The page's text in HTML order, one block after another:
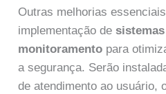
Outras melhorias
implementação de
monitoramento para
a segurança. Serão
de atendimento ao usuário,